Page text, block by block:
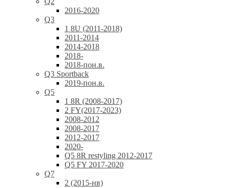
2016-2020
Q3
1 8U (2011-2018)
2011-2014
2014-2018
2018-
2018-пон.в.
Q3 Sportback
2019-пон.в.
Q5
1 8R (2008-2017)
2 FY(2017-2023)
2008-2012
2008-2017
2012-2017
2020-
Q5 8R restyling 2012-2017
Q5 FY 2017-2020
Q7
2 (2015-нв)